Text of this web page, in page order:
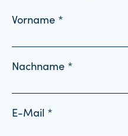
Vorname *
Nachname *
E-Mail *